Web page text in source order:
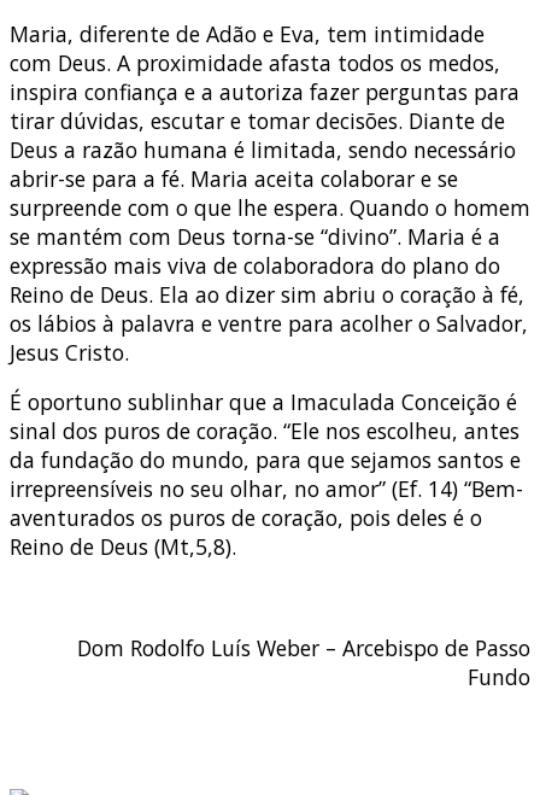
Maria, diferente de Adão e Eva, tem intimidade
com Deus. A proximidade afasta todos os medos,
inspira confiança e a autoriza fazer perguntas para
tirar dúvidas, escutar e tomar decisões. Diante de
Deus a razão humana é limitada, sendo necessário
abrir-se para a fé. Maria aceita colaborar e se
surpreende com o que lhe espera. Quando o homem
se mantém com Deus torna-se “divino”. Maria é a
expressão mais viva de colaboradora do plano do
Reino de Deus. Ela ao dizer sim abriu o coração à fé,
os lábios à palavra e ventre para acolher o Salvador,
Jesus Cristo.
É oportuno sublinhar que a Imaculada Conceição é
sinal dos puros de coração. “Ele nos escolheu, antes
da fundação do mundo, para que sejamos santos e
irrepreensíveis no seu olhar, no amor” (Ef. 14) “Bem-
aventurados os puros de coração, pois deles é o
Reino de Deus (Mt,5,8).
Dom Rodolfo Luís Weber – Arcebispo de Passo
Fundo